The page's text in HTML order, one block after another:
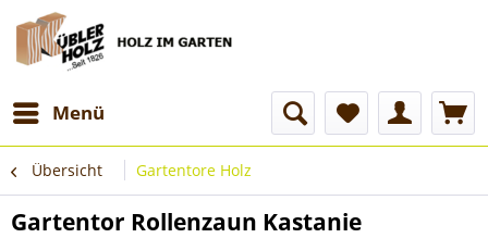
Menü
Übersicht Gartentore Holz
Gartentor Rollenzaun Kastanie